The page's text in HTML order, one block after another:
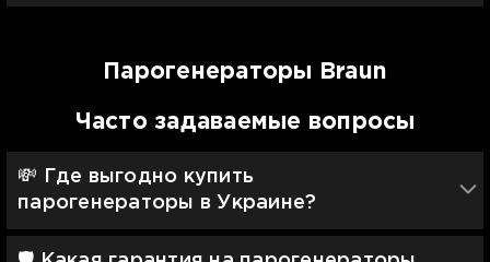
Парогенераторы Braun
Часто задаваемые вопросы
💸 Где выгодно купить
парогенераторы в Украине?